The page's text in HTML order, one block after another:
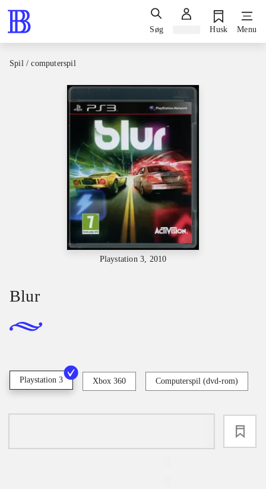
Søg Husk Menu
Spil / computerspil
Playstation 3, 2010
Blur
Playstation 3 Xbox 360 Computerspil (dvd-rom)